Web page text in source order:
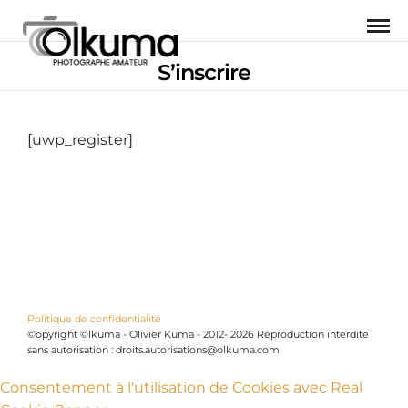
S’inscrire
[uwp_register]
Politique de confidentialité
©opyright ©lkuma - Olivier Kuma - 2012- 2026 Reproduction interdite
sans autorisation : droits.autorisations@olkuma.com
Consentement à l'utilisation de Cookies avec Real